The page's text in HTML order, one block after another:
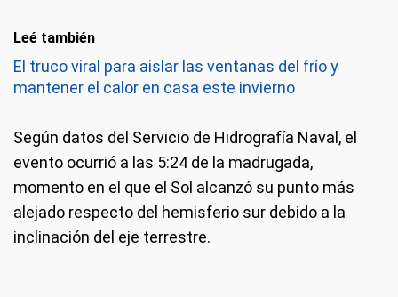
Leé también
El truco viral para aislar las ventanas del frío y
mantener el calor en casa este invierno
Según datos del Servicio de Hidrografía Naval, el
evento ocurrió a las 5:24 de la madrugada,
momento en el que el Sol alcanzó su punto más
alejado respecto del hemisferio sur debido a la
inclinación del eje terrestre.